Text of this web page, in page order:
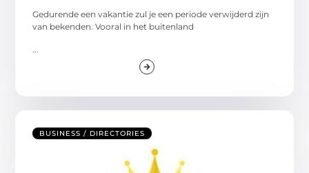
Gedurende een vakantie zul je een periode verwijderd zijn
van bekenden. Vooral in het buitenland
BUSINESS / DIRECTORIES